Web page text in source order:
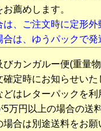
薦めします。
は、ご注文時に定形
は、ゆうパックで発
びカンガルー便(重量
確定時にお知らせいた
どはレターパックを利
万円以上の場合の送
合は別途送料をお願